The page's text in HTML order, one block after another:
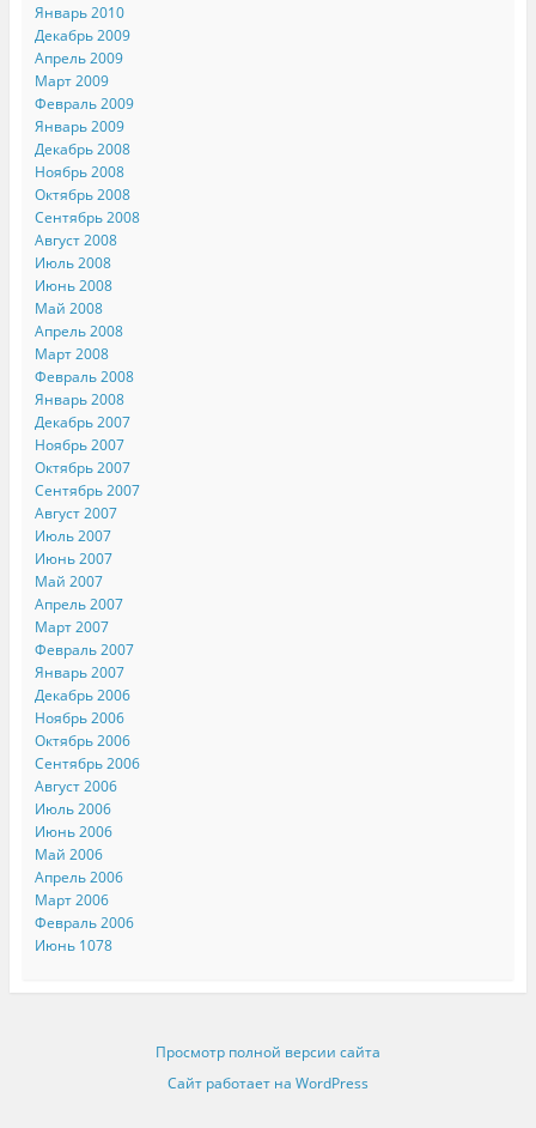
Январь 2010
Декабрь 2009
Апрель 2009
Март 2009
Февраль 2009
Январь 2009
Декабрь 2008
Ноябрь 2008
Октябрь 2008
Сентябрь 2008
Август 2008
Июль 2008
Июнь 2008
Май 2008
Апрель 2008
Март 2008
Февраль 2008
Январь 2008
Декабрь 2007
Ноябрь 2007
Октябрь 2007
Сентябрь 2007
Август 2007
Июль 2007
Июнь 2007
Май 2007
Апрель 2007
Март 2007
Февраль 2007
Январь 2007
Декабрь 2006
Ноябрь 2006
Октябрь 2006
Сентябрь 2006
Август 2006
Июль 2006
Июнь 2006
Май 2006
Апрель 2006
Март 2006
Февраль 2006
Июнь 1078
Просмотр полной версии сайта
Сайт работает на WordPress